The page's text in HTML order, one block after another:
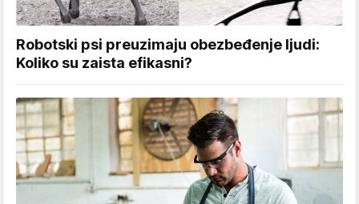
Robotski psi preuzimaju obezbeđenje ljudi:
Koliko su zaista efikasni?